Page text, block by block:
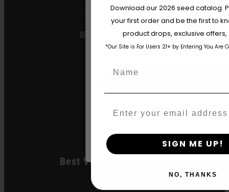
Blueberry Muffin
Blueberry Pancakes
Hella Gelei
Best Verkopende Auto's
All Gas OG
Are You Aged 18 Or
The content and products of our
those of legal age.Please see
age_gapI accept cookie settings and
By clicking AGREE & ENTER, you
Download our 2026 seed catalog.
your first order and be the first to
product drops, exclusive
*Our Site is For Users 21+ by Entering You Are
SIGN ME UP!
NO, THANKS